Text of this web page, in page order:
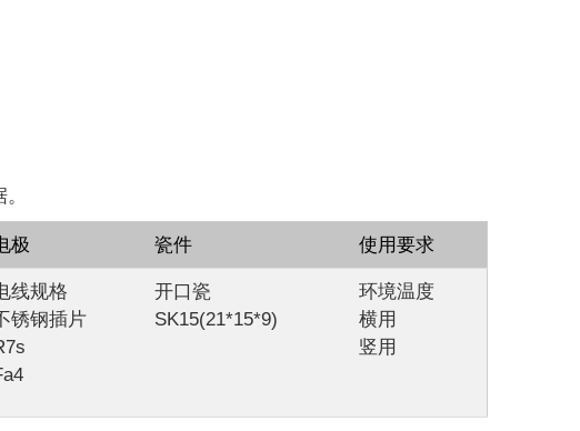
极 瓷件 使用要求
线规格
锈钢插片
开口瓷
SK15(21*15*9)
环境温度
横用
竖用